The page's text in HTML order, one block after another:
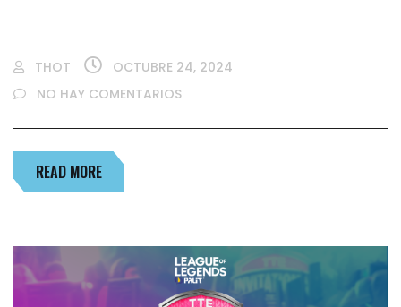
THOT
OCTUBRE 24, 2024
NO HAY COMENTARIOS
READ MORE